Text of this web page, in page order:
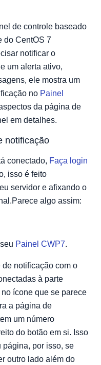
de controle baseado
do CentOS 7
notificar o
um alerta ativo,
ele mostra um
no Painel
da página de
em detalhes.
notificação
conectado, Faça login
isso é feito
servidor e afixando o
algo assim:
Painel CWP7.
notificação com o
à parte
ícone que se parece
a página de
um número
do botão em si. Isso
página, por isso, se
outro lado além do